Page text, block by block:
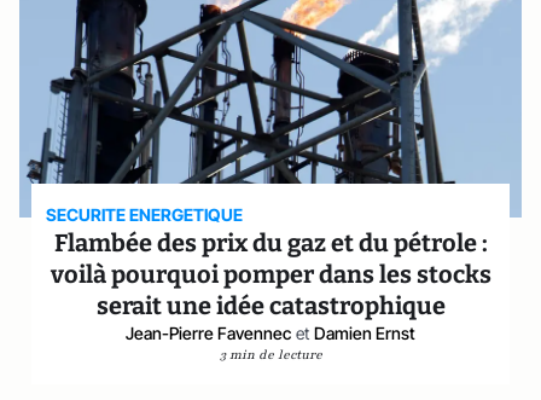
SECURITE ENERGETIQUE
Flambée des prix du gaz et du pétrole :
voilà pourquoi pomper dans les stocks
serait une idée catastrophique
Jean-Pierre Favennec et Damien Ernst
3 min de lecture